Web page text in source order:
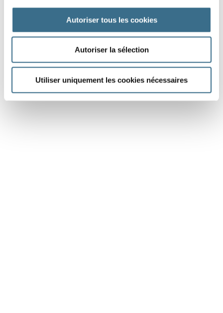
Autoriser tous les cookies
Autoriser la sélection
Utiliser uniquement les cookies nécessaires
Mes 100 astuces en orthographe